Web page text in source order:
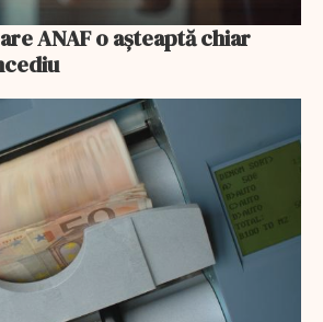
ANAF o așteaptă chiar